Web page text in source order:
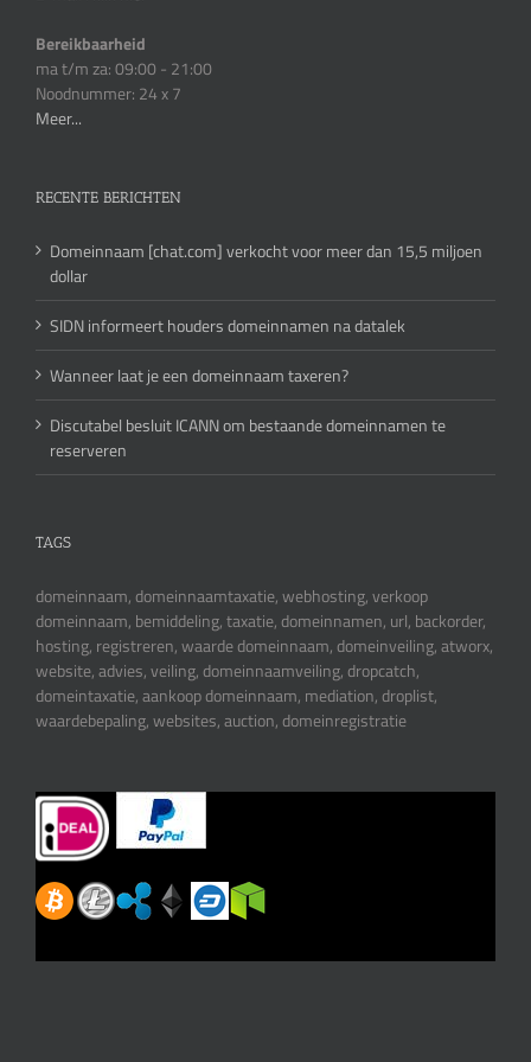
Bereikbaarheid
ma t/m za: 09:00 - 21:00
Noodnummer: 24 x 7
Meer...
RECENTE BERICHTEN
Domeinnaam [chat.com] verkocht voor meer dan 15,5 miljoen
dollar
SIDN informeert houders domeinnamen na datalek
Wanneer laat je een domeinnaam taxeren?
Discutabel besluit ICANN om bestaande domeinnamen te
reserveren
TAGS
domeinnaam, domeinnaamtaxatie, webhosting, verkoop
domeinnaam, bemiddeling, taxatie, domeinnamen, url, backorder,
hosting, registreren, waarde domeinnaam, domeinveiling, atworx,
website, advies, veiling, domeinnaamveiling, dropcatch,
domeintaxatie, aankoop domeinnaam, mediation, droplist,
waardebepaling, websites, auction, domeinregistratie